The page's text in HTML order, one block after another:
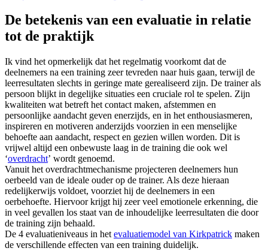
De betekenis van een evaluatie in relatie
tot de praktijk
Ik vind het opmerkelijk dat het regelmatig voorkomt dat de
deelnemers na een training zeer tevreden naar huis gaan, terwijl de
leerresultaten slechts in geringe mate gerealiseerd zijn. De trainer als
persoon blijkt in degelijke situaties een cruciale rol te spelen. Zijn
kwaliteiten wat betreft het contact maken, afstemmen en
persoonlijke aandacht geven enerzijds, en in het enthousiasmeren,
inspireren en motiveren anderzijds voorzien in een menselijke
behoefte aan aandacht, respect en gezien willen worden. Dit is
vrijwel altijd een onbewuste laag in de training die ook wel
‘overdracht’ wordt genoemd.
Vanuit het overdrachtmechanisme projecteren deelnemers hun
oerbeeld van de ideale ouder op de trainer. Als deze hieraan
redelijkerwijs voldoet, voorziet hij de deelnemers in een
oerbehoefte. Hiervoor krijgt hij zeer veel emotionele erkenning, die
in veel gevallen los staat van de inhoudelijke leerresultaten die door
de training zijn behaald.
De 4 evaluatieniveaus in het evaluatiemodel van Kirkpatrick maken
de verschillende effecten van een training duidelijk.